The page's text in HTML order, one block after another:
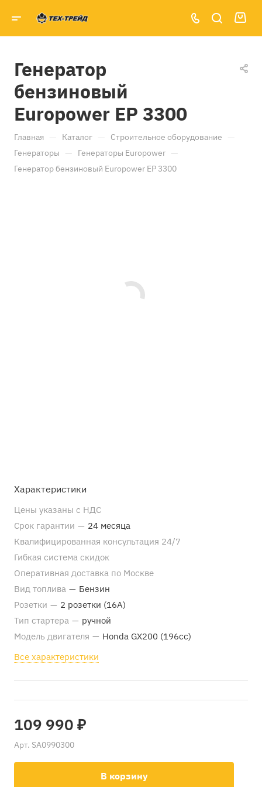
Генератор
бензиновый
Europower ЕР 3300
Главная — Каталог — Строительное оборудование —
Генераторы — Генераторы Europower —
Генератор бензиновый Europower ЕР 3300
Характеристики
Цены указаны с НДС
Срок гарантии — 24 месяца
Квалифицированная консультация 24/7
Гибкая система скидок
Оперативная доставка по Москве
Вид топлива — Бензин
Розетки — 2 розетки (16А)
Тип стартера — ручной
Модель двигателя — Honda GX200 (196сс)
Все характеристики
109 990 ₽
Арт. SA0990300
В корзину